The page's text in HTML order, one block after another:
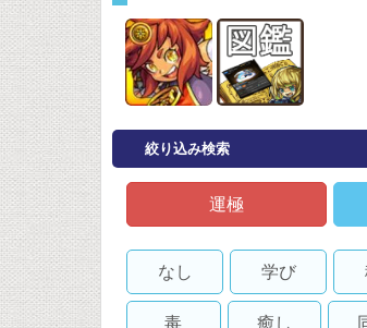
絞り込み検索
運極
なし 学び
毒 癒し